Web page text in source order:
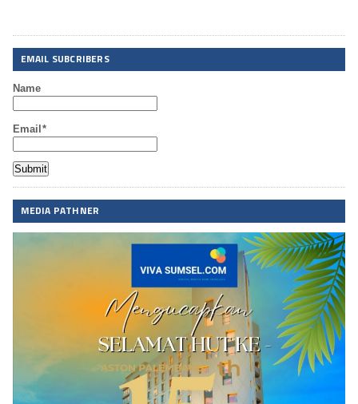
EMAIL SUBCRIBERS
Name
Email*
MEDIA PATHNER